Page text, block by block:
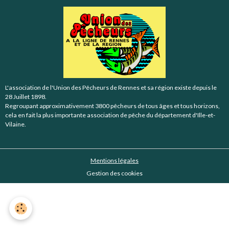
L'association de l'Union des Pêcheurs de Rennes et sa région existe depuis le
28 Juillet 1898.
Regroupant approximativement 3800 pêcheurs de tous âges et tous horizons,
cela en fait la plus importante association de pêche du département d'Ille-et-
Vilaine.
Mentions légales
Gestion des cookies